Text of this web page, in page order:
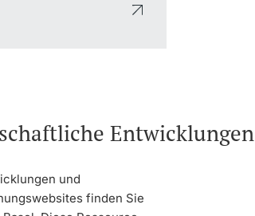
Entwicklungen
und
finden Sie